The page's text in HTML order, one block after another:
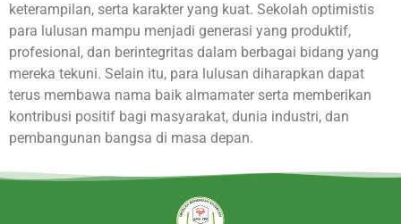
keterampilan, serta karakter yang kuat. Sekolah optimistis
para lulusan mampu menjadi generasi yang produktif,
profesional, dan berintegritas dalam berbagai bidang yang
mereka tekuni. Selain itu, para lulusan diharapkan dapat
terus membawa nama baik almamater serta memberikan
kontribusi positif bagi masyarakat, dunia industri, dan
pembangunan bangsa di masa depan.